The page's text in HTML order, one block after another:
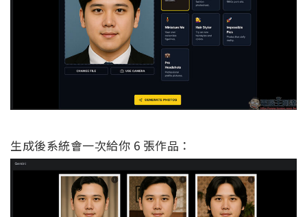
生成後系統會一次給你 6 張作品：